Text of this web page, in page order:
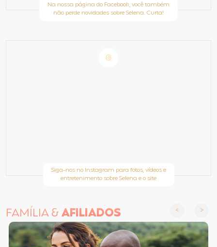
Na nossa página do Facebook, você também
não perde novidades sobre Selena. Curta!
Siga-nos no Instagram para fotos, vídeos e
entretenimento sobre Selena e o site
FAMÍLIA &AFILIADOS